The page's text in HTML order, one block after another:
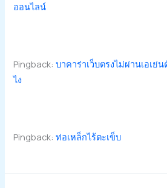
ออนไลน์
Pingback:บาคาร่าเว็บตรงไม่ผ่านเอเย่น
ไง
Pingback:ท่อเหล็กไร้ตะเข็บ